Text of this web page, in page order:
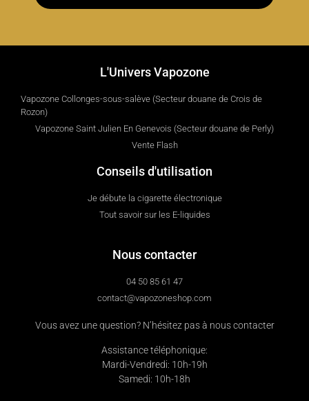
L'Univers Vapozone
Vapozone Collonges-sous-salève (Secteur douane de Crois de
Rozon)
Vapozone Saint Julien En Genevois (Secteur douane de Perly)
Vente Flash
Conseils d'utilisation
Je débute la cigarette électronique
Tout savoir sur les E-liquides
Nous contacter
04 50 85 61 47
contact@vapozoneshop.com
Vous avez une question? N’hésitez pas à nous contacter
Assistance téléphonique:
Mardi-Vendredi: 10h-19h
Samedi: 10h-18h